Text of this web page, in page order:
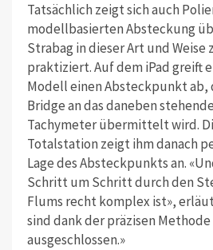
Tatsächlich zeigt sich auch
modellbasierten Absteckung
Strabag in dieser Art und Weise
praktiziert. Auf dem iPad greift
Modell einen Absteckpunkt
Bridge an das daneben
Tachymeter übermittelt wird.
Totalstation zeigt ihm danach
Lage des Absteckpunkts an.
Schritt um Schritt durch den
Flums recht komplex ist»,
sind dank der präzisen
ausgeschlossen.»